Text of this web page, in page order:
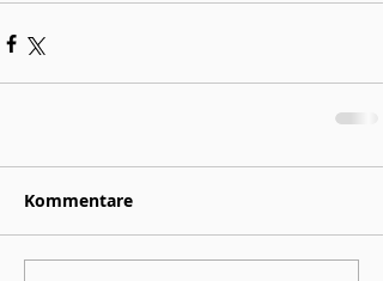
Kommentare